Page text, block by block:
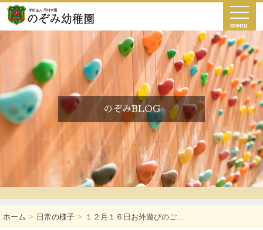
menu
のぞみBLOG
ホーム 日常の様子 １２月１６日お外遊びのご...